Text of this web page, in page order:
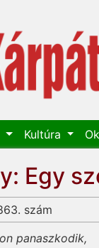
Kultúra
Egy
szám
panaszkodik,